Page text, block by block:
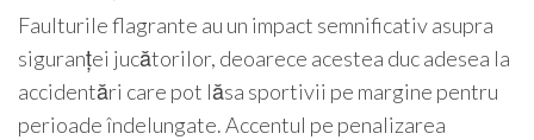
Faulturile flagrante au un impact semnificativ asupra
siguranței jucătorilor, deoarece acestea duc adesea la
accidentări care pot lăsa sportivii pe margine pentru
perioade îndelungate. Accentul pe penalizarea